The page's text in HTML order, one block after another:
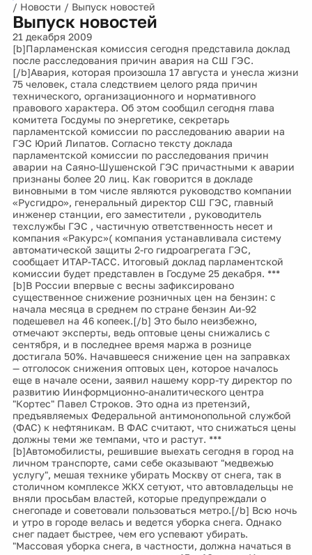
/ Новости / Выпуск новостей
Выпуск новостей
21 декабря 2009
[b]Парламенская комиссия сегодня представила доклад
после расследования причин авария на СШ ГЭС.
[/b]Авария, которая произошла 17 августа и унесла жизни
75 человек, стала следствием целого ряда причин
технического, организационного и нормативного
правового характера. Об этом сообщил сегодня глава
комитета Госдумы по энергетике, секретарь
парламентской комиссии по расследованию аварии на
ГЭС Юрий Липатов. Согласно тексту доклада
парламентской комиссии по расследования причин
аварии на Саяно-Шушенской ГЭС причастными к аварии
признаны более 20 лиц. Как говорится в докладе
виновными в том числе являются руководство компании
«Русгидро», генеральный директор СШ ГЭС, главный
инженер станции, его заместители , руководитель
техслужбы ГЭС , частичную ответственность несет и
компания «Ракурс»( компания устанавливала систему
автоматической защиты 2-го гидроагрегата ГЭС,
сообщает ИТАР-ТАСС. Итоговый доклад парламентской
комиссии будет представлен в Госдуме 25 декабря. ***
[b]В России впервые с весны зафиксировано
существенное снижение розничных цен на бензин: с
начала месяца в среднем по стране бензин Аи-92
подешевел на 46 копеек.[/b] Это было неизбежно,
отмечают эксперты, ведь оптовые цены снижались с
сентября, и в последнее время маржа в рознице
достигала 50%. Начавшееся снижение цен на заправках
— отголосок снижения оптовых цен, которое началось
еще в начале осени, заявил нашему корр-ту директор по
развитию Иинформционно-аналитического центра
"Кортес" Павел Строков. Это одна из претензий,
предъявляемых Федеральной антимонопольной службой
(ФАС) к нефтяникам. В ФАС считают, что снижаться цены
должны теми же темпами, что и растут. ***
[b]Автомобилисты, решившие выехать сегодня в город на
личном транспорте, сами себе оказывают "медвежью
услугу", мешая технике убирать Москву от снега, так в
столичном комплексе ЖКХ сетуют, что автовладельцы не
вняли просьбам властей, которые предупреждали о
снегопаде и советовали пользоваться метро.[/b] Всю ночь
и утро в городе велась и ведется уборка снега. Однако
снег падает быстрее, чем его успевают убирать.
"Массовая уборка снега, в частности, должна начаться в